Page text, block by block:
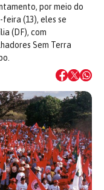
por meio do
(13), eles se
(DF), com
Sem Terra